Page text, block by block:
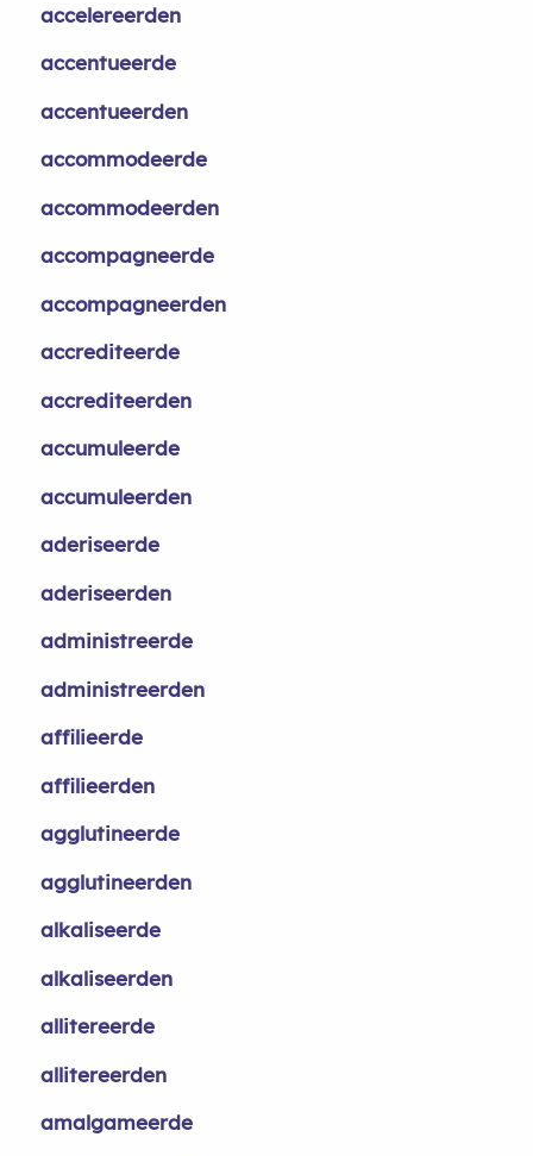
accelereerden
accentueerde
accentueerden
accommodeerde
accommodeerden
accompagneerde
accompagneerden
accrediteerde
accrediteerden
accumuleerde
accumuleerden
aderiseerde
aderiseerden
administreerde
administreerden
affilieerde
affilieerden
agglutineerde
agglutineerden
alkaliseerde
alkaliseerden
allitereerde
allitereerden
amalgameerde